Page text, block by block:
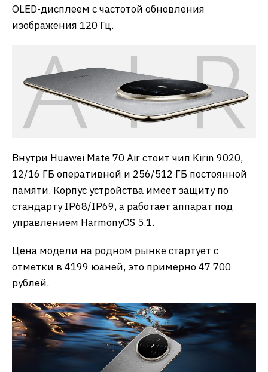
OLED-дисплеем с частотой обновления
изображения 120 Гц.
Внутри Huawei Mate 70 Air стоит чип Kirin 9020,
12/16 ГБ оперативной и 256/512 ГБ постоянной
памяти. Корпус устройства имеет защиту по
стандарту IP68/IP69, а работает аппарат под
управлением HarmonyOS 5.1.
Цена модели на родном рынке стартует с
отметки в 4199 юаней, это примерно 47 700
рублей.